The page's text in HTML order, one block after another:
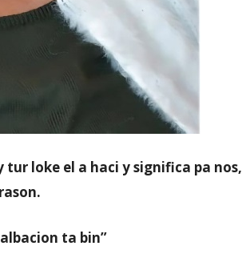
loke el a haci y significa pa nos,
ta bin”